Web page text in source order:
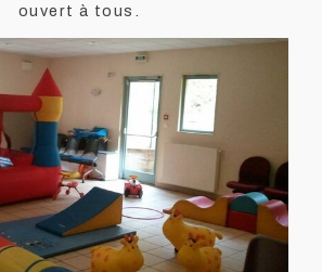
ouvert à tous.